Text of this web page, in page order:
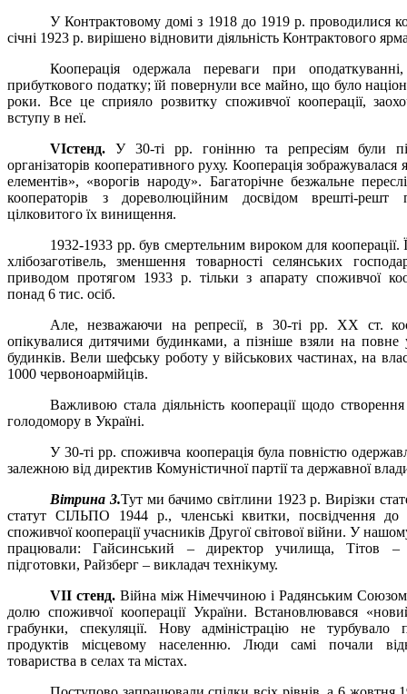
У Контрактовому домі з 1918 до 1919 р. проводилися
січні 1923 р. вирішено відновити діяльність Контрактового
Кооперація одержала переваги при
прибуткового податку; їй повернули все майно, що було
роки. Все це сприяло розвитку споживчої кооперації,
вступу в неї.
VIстенд. У 30-ті рр. гонінню та репресіям були
організаторів кооперативного руху. Кооперація
елементів», «ворогів народу». Багаторічне безжальне
кооператорів з дореволюційним досвідом врешті-
цілковитого їх винищення.
1932-1933 рр. був смертельним вироком для кооперації.
хлібозаготівель, зменшення товарності селянських
приводом протягом 1933 р. тільки з апарату споживчої
понад 6 тис. осіб.
Але, незважаючи на репресії, в 30-ті рр. ХХ ст.
опікувалися дитячими будинками, а пізніше взяли на
будинків. Вели шефську роботу у військових частинах, на
1000 червоноармійців.
Важливою стала діяльність кооперації щодо створення
голодомору в Україні.
У 30-ті рр. споживча кооперація була повністю
залежною від директив Комуністичної партії та державної
Вітрина 3.Тут ми бачимо світлини 1923 р. Вирізки
статут СІЛЬПО 1944 р., членські квитки, посвідчення до
споживчої кооперації учасників Другої світової війни. У
працювали: Гайсинський – директор училища, Тітов –
підготовки, Райзберг – викладач технікуму.
VII стенд. Війна між Німеччиною і Радянським Союзом
долю споживчої кооперації України. Встановлювався
грабунки, спекуляції. Нову адміністрацію не турбувало
продуктів місцевому населенню. Люди самі почали
товариства в селах та містах.